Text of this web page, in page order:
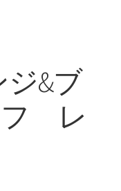
ジ&ブ
フ レ